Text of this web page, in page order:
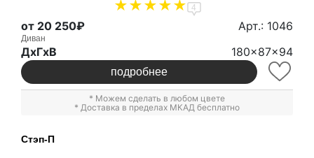
4
от 20 250₽ Арт.: 1046
Диван
ДxГxВ 180x87x94
подробнее
* Можем сделать в любом цвете
* Доставка в пределах МКАД бесплатно
Стэп-П